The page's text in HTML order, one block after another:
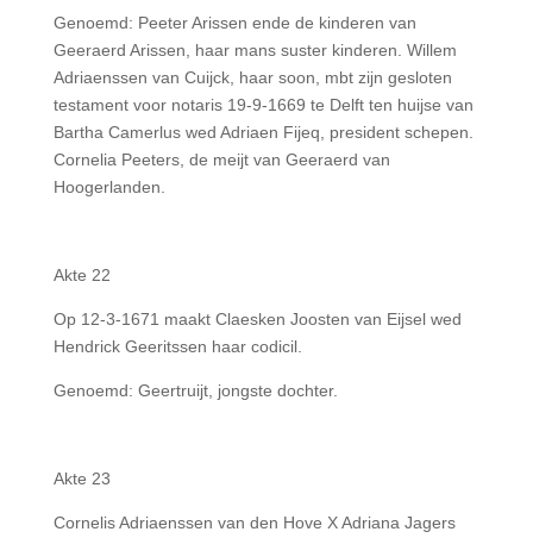
Genoemd: Peeter Arissen ende de kinderen van
Geeraerd Arissen, haar mans suster kinderen. Willem
Adriaenssen van Cuijck, haar soon, mbt zijn gesloten
testament voor notaris 19-9-1669 te Delft ten huijse van
Bartha Camerlus wed Adriaen Fijeq, president schepen.
Cornelia Peeters, de meijt van Geeraerd van
Hoogerlanden.
Akte 22
Op 12-3-1671 maakt Claesken Joosten van Eijsel wed
Hendrick Geeritssen haar codicil.
Genoemd: Geertruijt, jongste dochter.
Akte 23
Cornelis Adriaenssen van den Hove X Adriana Jagers